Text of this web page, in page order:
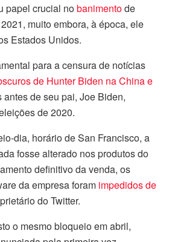
papel crucial nobanimentode
muito embora, à época, ele
Estados Unidos.
para a censura de notícias
de Hunter Biden na China e
antes de seu pai, Joe Biden,
de 2020.
dia, horário de San Francisco, a
fosse alterado nos produtos do
definitivo da venda, os
da empresa foram impedidos de
do Twitter.
o mesmo bloqueio em abril,